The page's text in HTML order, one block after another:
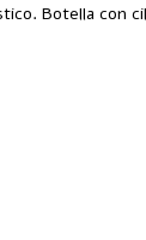
Botella con